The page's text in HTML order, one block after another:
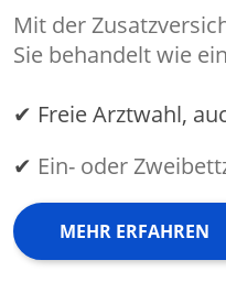
Mit der
Sie behandelt wie
✔ Freie Arztwahl,
✔ Ein- oder
MEHR ERFAHREN